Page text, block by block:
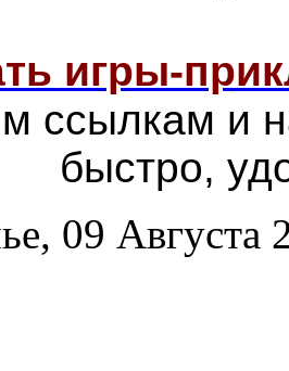
игры-
ссылкам и
быстро,
09 Августа